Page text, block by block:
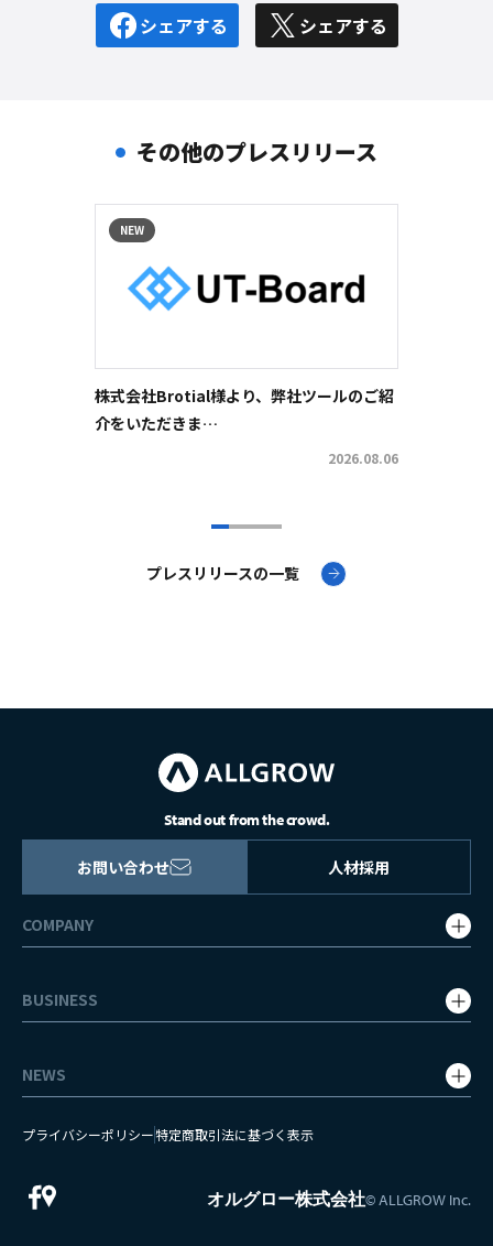
シェアする シェアする
その他のプレスリリース
NEW
株式会社Brotial様より、弊社ツールのご紹
介をいただきま…
2026.08.06
プレスリリースの一覧
Stand out from the crowd.
お問い合わせ 人材採用
COMPANY
社会貢献
BUSINESS
システム開発
NEWS
プレスリリース
プライバシーポリシー特定商取引法に基づく表示
オルグロー株式会社© ALLGROW Inc.